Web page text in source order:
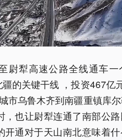
尉犁高速公路全线通车一
的关键干线 ，投资467亿
市乌鲁木齐到南疆重镇库
也让尉犁连通了南部公
通对于天山南北意味着